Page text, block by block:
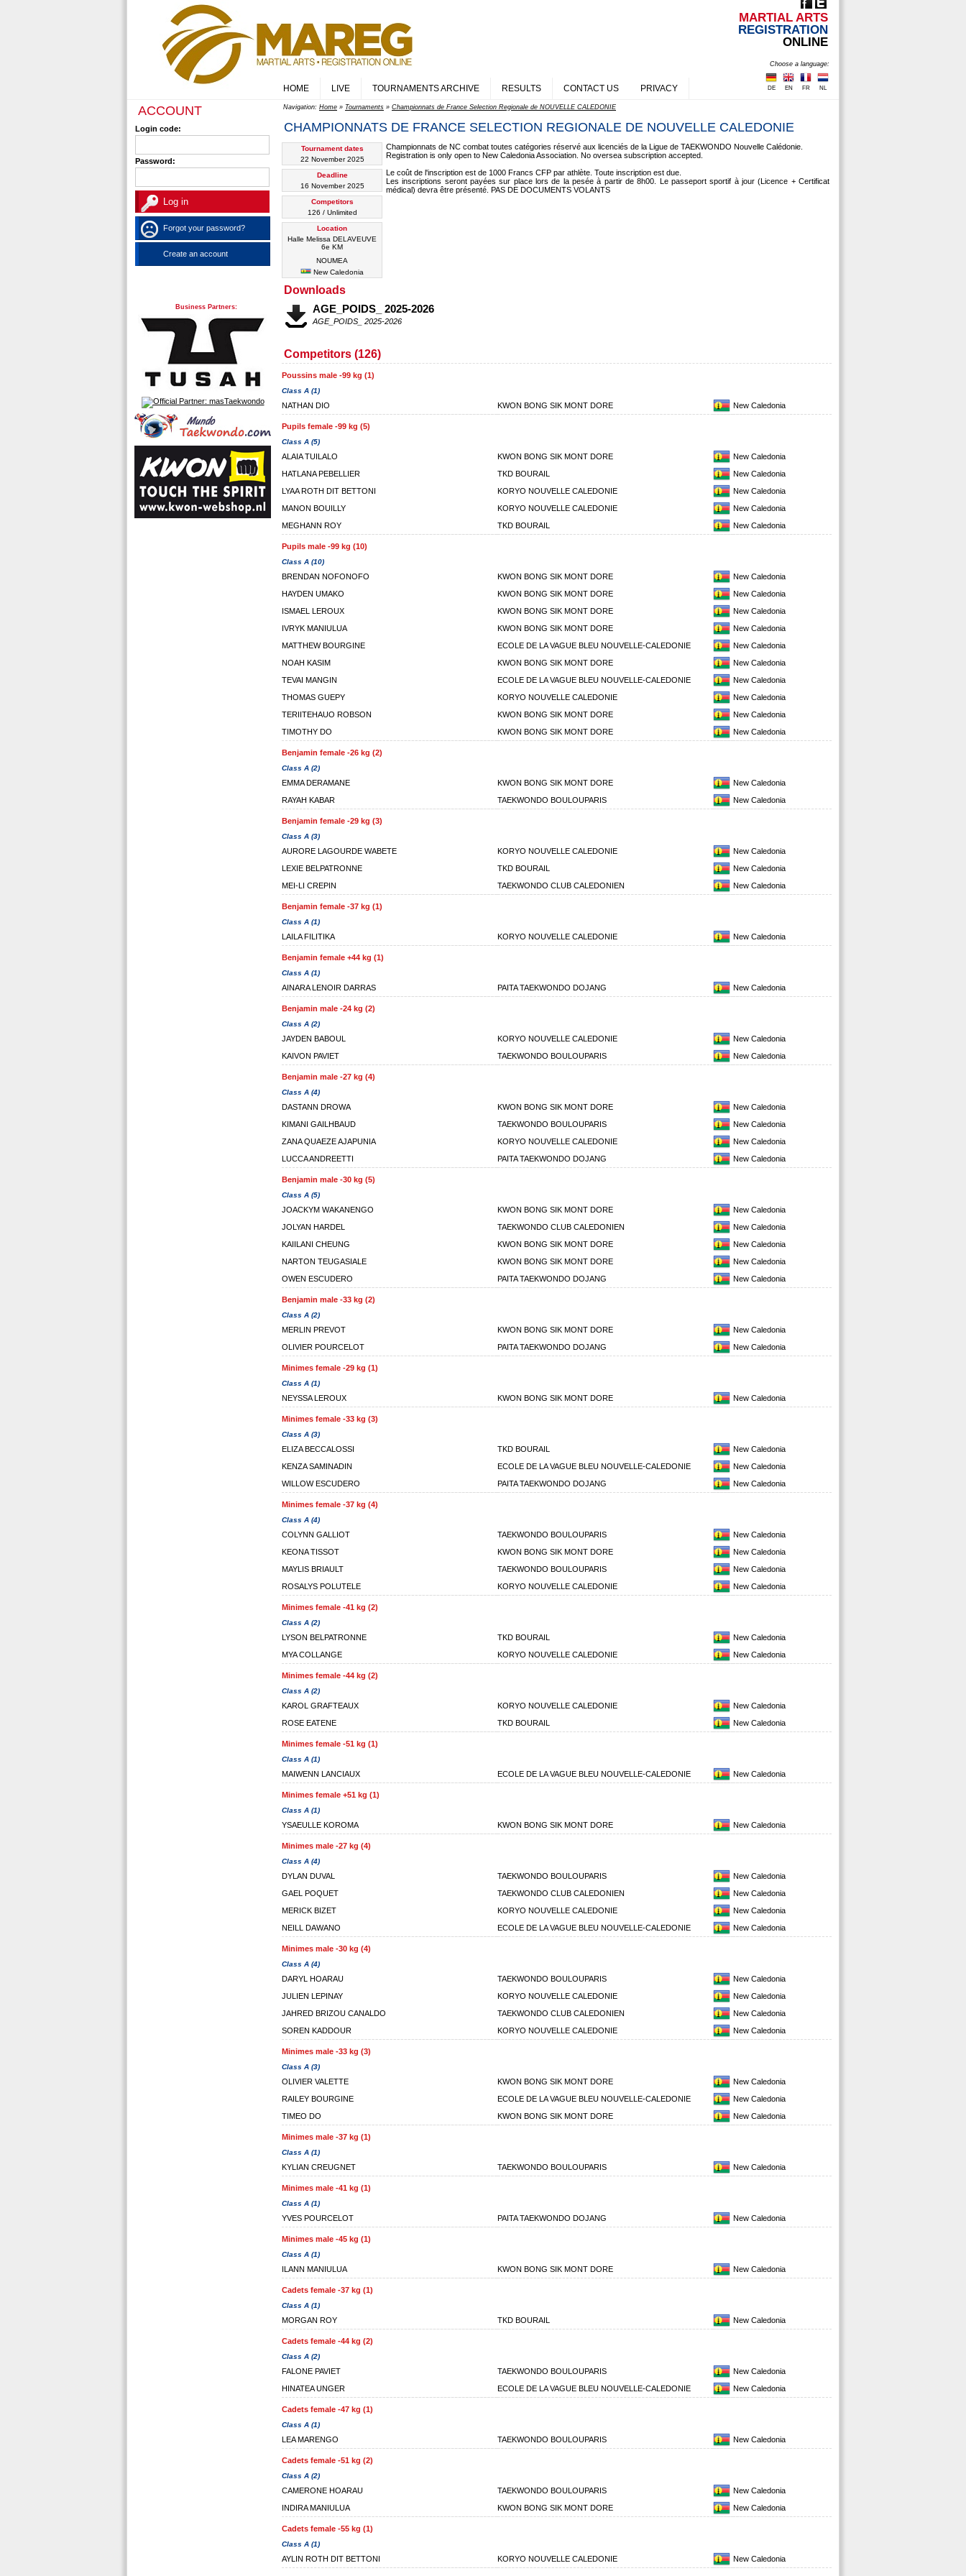
MARTIAL ARTS
REGISTRATION
ONLINE
Choose a language:
NL
FR
EN
DE
HOME LIVE TOURNAMENTS ARCHIVE RESULTS CONTACT US PRIVACY
ACCOUNT
Login code:
Password:
Forgot your password?
Create an account
Business Partners:
Navigation: Home » Tournaments » Championnats de France Selection Regionale de NOUVELLE CALEDONIE
CHAMPIONNATS DE FRANCE SELECTION REGIONALE DE NOUVELLE CALEDONIE
Tournament dates
22 November 2025
Deadline
16 November 2025
Competitors
126 / Unlimited
Location
Halle Melissa DELAVEUVE
6e KM
NOUMEA
New Caledonia
Championnats de NC combat toutes catégories réservé aux licenciés de la Ligue de TAEKWONDO Nouvelle Calédonie.
Registration is only open to New Caledonia Association. No oversea subscription accepted.
Le coût de l'inscription est de 1000 Francs CFP par athlète. Toute inscription est due.
Les inscriptions seront payées sur place lors de la pesée à partir de 8h00. Le passeport sportif à jour (Licence + Certificat
médical) devra être présenté. PAS DE DOCUMENTS VOLANTS
Downloads
AGE_POIDS_ 2025-2026
AGE_POIDS_ 2025-2026
Competitors (126)
Poussins male -99 kg (1)
Class A (1)
NATHAN DIO KWON BONG SIK MONT DORE New Caledonia
Pupils female -99 kg (5)
Class A (5)
ALAIA TUILALO KWON BONG SIK MONT DORE
New Caledonia
HATLANA PEBELLIER
TKD BOURAIL
New Caledonia
LYAA ROTH DIT BETTONI
KORYO NOUVELLE CALEDONIE
New Caledonia
MANON BOUILLY
KORYO NOUVELLE CALEDONIE
New Caledonia
MEGHANN ROY
TKD BOURAIL New Caledonia
Pupils male -99 kg (10)
Class A (10)
BRENDAN NOFONOFO KWON BONG SIK MONT DORE
New Caledonia
HAYDEN UMAKO
KWON BONG SIK MONT DORE
New Caledonia
ISMAEL LEROUX
KWON BONG SIK MONT DORE
New Caledonia
IVRYK MANIULUA
KWON BONG SIK MONT DORE
New Caledonia
MATTHEW BOURGINE
ECOLE DE LA VAGUE BLEU NOUVELLE-CALEDONIE
New Caledonia
NOAH KASIM
KWON BONG SIK MONT DORE
New Caledonia
TEVAI MANGIN
ECOLE DE LA VAGUE BLEU NOUVELLE-CALEDONIE
New Caledonia
THOMAS GUEPY
KORYO NOUVELLE CALEDONIE
New Caledonia
TERIITEHAUO ROBSON
KWON BONG SIK MONT DORE
New Caledonia
TIMOTHY DO
KWON BONG SIK MONT DORE New Caledonia
Benjamin female -26 kg (2)
Class A (2)
EMMA DERAMANE KWON BONG SIK MONT DORE
New Caledonia
RAYAH KABAR
TAEKWONDO BOULOUPARIS New Caledonia
Benjamin female -29 kg (3)
Class A (3)
AURORE LAGOURDE WABETE KORYO NOUVELLE CALEDONIE
New Caledonia
LEXIE BELPATRONNE
TKD BOURAIL
New Caledonia
MEI-LI CREPIN
TAEKWONDO CLUB CALEDONIEN New Caledonia
Benjamin female -37 kg (1)
Class A (1)
LAILA FILITIKA KORYO NOUVELLE CALEDONIE New Caledonia
Benjamin female +44 kg (1)
Class A (1)
AINARA LENOIR DARRAS PAITA TAEKWONDO DOJANG New Caledonia
Benjamin male -24 kg (2)
Class A (2)
JAYDEN BABOUL KORYO NOUVELLE CALEDONIE
New Caledonia
KAIVON PAVIET
TAEKWONDO BOULOUPARIS New Caledonia
Benjamin male -27 kg (4)
Class A (4)
DASTANN DROWA KWON BONG SIK MONT DORE
New Caledonia
KIMANI GAILHBAUD
TAEKWONDO BOULOUPARIS
New Caledonia
ZANA QUAEZE AJAPUNIA
KORYO NOUVELLE CALEDONIE
New Caledonia
LUCCA ANDREETTI
PAITA TAEKWONDO DOJANG New Caledonia
Benjamin male -30 kg (5)
Class A (5)
JOACKYM WAKANENGO KWON BONG SIK MONT DORE
New Caledonia
JOLYAN HARDEL
TAEKWONDO CLUB CALEDONIEN
New Caledonia
KAIILANI CHEUNG
KWON BONG SIK MONT DORE
New Caledonia
NARTON TEUGASIALE
KWON BONG SIK MONT DORE
New Caledonia
OWEN ESCUDERO
PAITA TAEKWONDO DOJANG New Caledonia
Benjamin male -33 kg (2)
Class A (2)
MERLIN PREVOT KWON BONG SIK MONT DORE
New Caledonia
OLIVIER POURCELOT
PAITA TAEKWONDO DOJANG New Caledonia
Minimes female -29 kg (1)
Class A (1)
NEYSSA LEROUX KWON BONG SIK MONT DORE New Caledonia
Minimes female -33 kg (3)
Class A (3)
ELIZA BECCALOSSI TKD BOURAIL
New Caledonia
KENZA SAMINADIN
ECOLE DE LA VAGUE BLEU NOUVELLE-CALEDONIE
New Caledonia
WILLOW ESCUDERO
PAITA TAEKWONDO DOJANG New Caledonia
Minimes female -37 kg (4)
Class A (4)
COLYNN GALLIOT TAEKWONDO BOULOUPARIS
New Caledonia
KEONA TISSOT
KWON BONG SIK MONT DORE
New Caledonia
MAYLIS BRIAULT
TAEKWONDO BOULOUPARIS
New Caledonia
ROSALYS POLUTELE
KORYO NOUVELLE CALEDONIE New Caledonia
Minimes female -41 kg (2)
Class A (2)
LYSON BELPATRONNE TKD BOURAIL
New Caledonia
MYA COLLANGE
KORYO NOUVELLE CALEDONIE New Caledonia
Minimes female -44 kg (2)
Class A (2)
KAROL GRAFTEAUX KORYO NOUVELLE CALEDONIE
New Caledonia
ROSE EATENE
TKD BOURAIL New Caledonia
Minimes female -51 kg (1)
Class A (1)
MAIWENN LANCIAUX ECOLE DE LA VAGUE BLEU NOUVELLE-CALEDONIE New Caledonia
Minimes female +51 kg (1)
Class A (1)
YSAEULLE KOROMA KWON BONG SIK MONT DORE New Caledonia
Minimes male -27 kg (4)
Class A (4)
DYLAN DUVAL TAEKWONDO BOULOUPARIS
New Caledonia
GAEL POQUET
TAEKWONDO CLUB CALEDONIEN
New Caledonia
MERICK BIZET
KORYO NOUVELLE CALEDONIE
New Caledonia
NEILL DAWANO
ECOLE DE LA VAGUE BLEU NOUVELLE-CALEDONIE New Caledonia
Minimes male -30 kg (4)
Class A (4)
DARYL HOARAU TAEKWONDO BOULOUPARIS
New Caledonia
JULIEN LEPINAY
KORYO NOUVELLE CALEDONIE
New Caledonia
JAHRED BRIZOU CANALDO
TAEKWONDO CLUB CALEDONIEN
New Caledonia
SOREN KADDOUR
KORYO NOUVELLE CALEDONIE New Caledonia
Minimes male -33 kg (3)
Class A (3)
OLIVIER VALETTE KWON BONG SIK MONT DORE
New Caledonia
RAILEY BOURGINE
ECOLE DE LA VAGUE BLEU NOUVELLE-CALEDONIE
New Caledonia
TIMEO DO
KWON BONG SIK MONT DORE New Caledonia
Minimes male -37 kg (1)
Class A (1)
KYLIAN CREUGNET TAEKWONDO BOULOUPARIS New Caledonia
Minimes male -41 kg (1)
Class A (1)
YVES POURCELOT PAITA TAEKWONDO DOJANG New Caledonia
Minimes male -45 kg (1)
Class A (1)
ILANN MANIULUA KWON BONG SIK MONT DORE New Caledonia
Cadets female -37 kg (1)
Class A (1)
MORGAN ROY TKD BOURAIL New Caledonia
Cadets female -44 kg (2)
Class A (2)
FALONE PAVIET TAEKWONDO BOULOUPARIS
New Caledonia
HINATEA UNGER
ECOLE DE LA VAGUE BLEU NOUVELLE-CALEDONIE New Caledonia
Cadets female -47 kg (1)
Class A (1)
LEA MARENGO TAEKWONDO BOULOUPARIS New Caledonia
Cadets female -51 kg (2)
Class A (2)
CAMERONE HOARAU TAEKWONDO BOULOUPARIS
New Caledonia
INDIRA MANIULUA
KWON BONG SIK MONT DORE New Caledonia
Cadets female -55 kg (1)
Class A (1)
AYLIN ROTH DIT BETTONI KORYO NOUVELLE CALEDONIE New Caledonia